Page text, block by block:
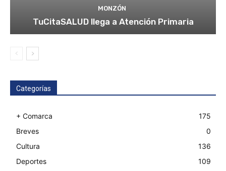
MONZÓN
TuCitaSALUD llega a Atención Primaria
Categorías
+ Comarca
175
Breves
0
Cultura
136
Deportes
109